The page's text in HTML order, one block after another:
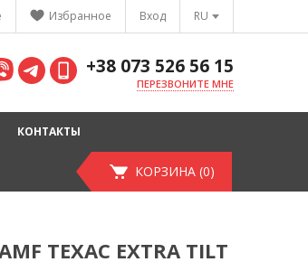
RU
Вход
Избранное
+38 073 526 56 15
ПЕРЕЗВОНИТЕ МНЕ
КОНТАКТЫ
КОРЗИНА (0)
ТЕХАС EXTRA TILT